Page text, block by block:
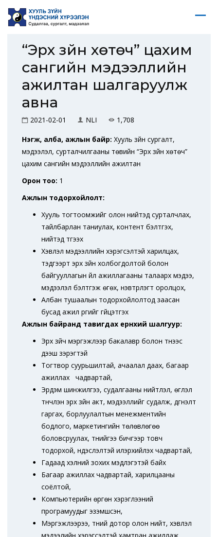
“Эрх зүйн хөтөч” цахим
сангийн мэдээллийн
ажилтан шалгаруулж
авна
2021-02-01 NLI 1,708
Нэгж, алба, ажлын байр: Хууль зүйн сургалт,
мэдээлэл, сурталчилгааны төвийн “Эрх зүйн хөтөч”
цахим сангийн мэдээллийн ажилтан
Орон тоо: 1
Ажлын тодорхойлолт:
Хууль тогтоомжийг олон нийтэд сурталчлах,
тайлбарлан таниулах, контент бэлтгэх,
нийтэд түгээх
Хэвлэл мэдээллийн хэрэгсэлтэй харилцах,
тэдгээрт эрх зүйн холбогдолтой болон
байгууллагын үйл ажиллагааны талаарх мэдээ,
мэдээлэл бэлтгэж өгөх, нэвтрүүлэгт оролцох,
Албан тушаалын тодорхойлолтод заасан
бусад ажил үүргийг гүйцэтгэх
Ажлын байранд тавигдах ерөнхий шалгуур:
Эрх зүйч мэргэжлээр бакалавр болон түүнээс
дээш зэрэгтэй
Тогтвор суурьшилтай, ачаалал даах, багаар
ажиллах чадвартай,
Эрдэм шинжилгээ, судалгааны нийтлэл, өгүүлэл
түүнчлэн эрх зүйн акт, мэдээллийг судалж, дүгнэлт
гаргах, борлуулалтын менежментийн
бодлого, маркетингийн төлөвлөгөө
боловсруулах, түүнийгээ бичгээр товч
тодорхой, үндэслэлтэй илэрхийлэх чадвартай,
Гадаад хэлний зохих мэдлэгэтэй байх
Багаар ажиллах чадвартай, харилцааны
соёлтой,
Компьютерийн өргөн хэрэглээний
програмуудыг эзэмшсэн,
Мэргэжлээрээ, түүний дотор олон нийт, хэвлэл